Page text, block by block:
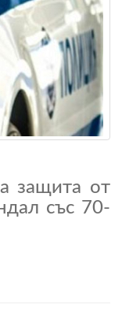
защита от
със 70-